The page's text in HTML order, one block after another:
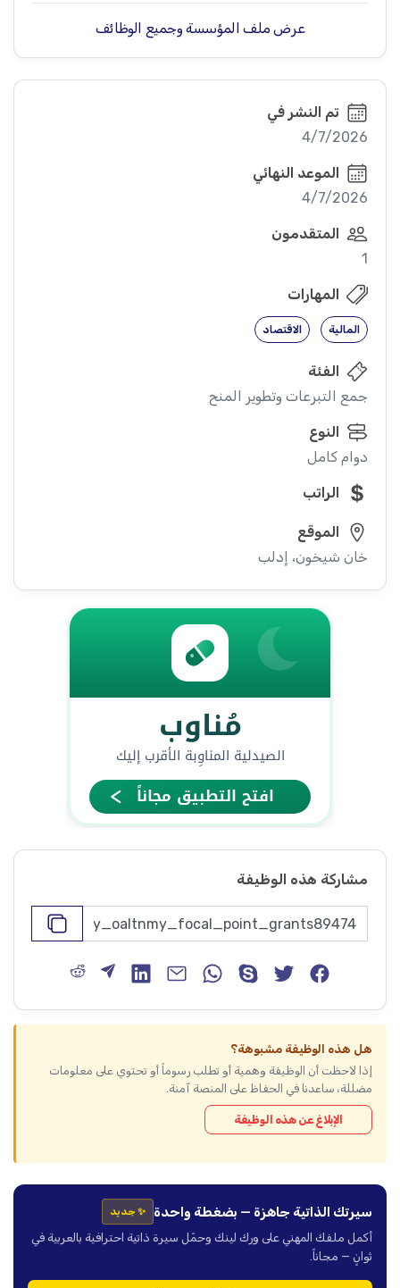
عرض ملف المؤسسة وجميع الوظائف
تم النشر في
4/7/2026
الموعد النهائي
4/7/2026
المتقدمون
1
المهارات
المالية الاقتصاد
الفئة
جمع التبرعات وتطوير المنح
النوع
دوام كامل
الراتب
الموقع
خان شيخون، إدلب
مشاركة هذه الوظيفة
هل هذه الوظيفة مشبوهة؟
إذا لاحظت أن الوظيفة وهمية أو تطلب رسوماً أو تحتوي على معلومات
مضللة، ساعدنا في الحفاظ على المنصة آمنة.
الإبلاغ عن هذه الوظيفة
سيرتك الذاتية جاهزة — بضغطة واحدة ✨ جديد
أكمل ملفك المهني على ورك لينك وحمّل سيرة ذاتية احترافية بالعربية في
ثوانٍ — مجاناً.